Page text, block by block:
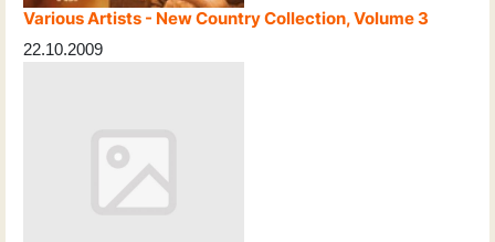
Various Artists - New Country Collection, Volume 3
22.10.2009